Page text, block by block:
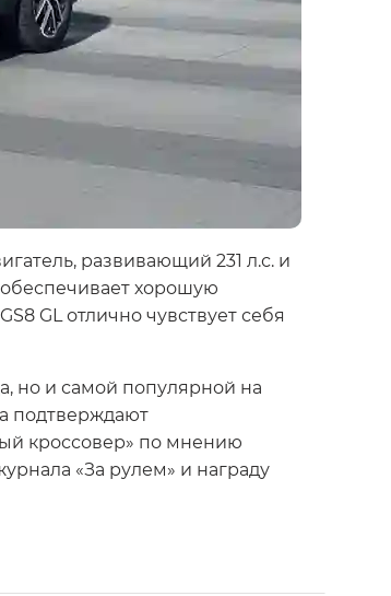
развивающий 231 л.с. и
хорошую
GL отлично чувствует себя
но и самой популярной на
подтверждают
кроссовер» по мнению
«За рулем» и награду